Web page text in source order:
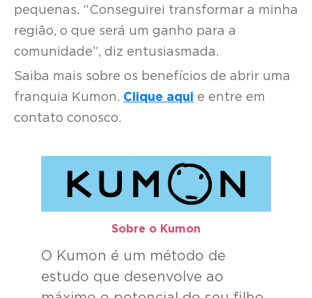
pequenas. “Conseguirei transformar a minha
região, o que será um ganho para a
comunidade”, diz entusiasmada.
Saiba mais sobre os benefícios de abrir uma
franquia Kumon. Clique aqui e entre em
contato conosco.
Sobre o Kumon​
O Kumon é um método de
estudo que desenvolve ao